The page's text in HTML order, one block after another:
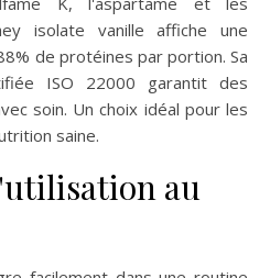
isolate vanille affiche une
de protéines par portion. Sa
ISO 22000 garantit des
soin. Un choix idéal pour les
saine.
au